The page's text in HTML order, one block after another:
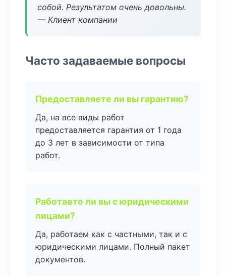
собой. Результатом очень довольны.
— Клиент компании
Часто задаваемые вопросы
Предоставляете ли вы гарантию?
Да, на все виды работ
предоставляется гарантия от 1 года
до 3 лет в зависимости от типа
работ.
Работаете ли вы с юридическими
лицами?
Да, работаем как с частными, так и с
юридическими лицами. Полный пакет
документов.